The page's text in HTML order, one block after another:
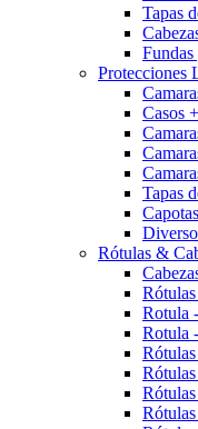
Tapas
Casos
Tapas
Diverso
Rótulas &
Rotula
Rotula